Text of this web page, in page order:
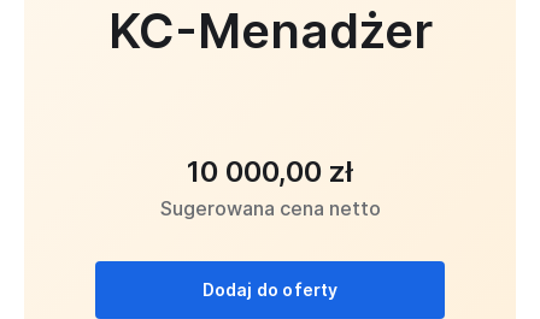
KC-Menadżer
10 000,00 zł
Sugerowana cena netto
Dodaj do oferty